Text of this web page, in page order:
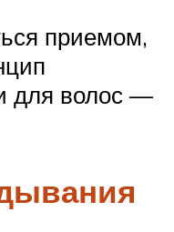
приемом,
для волос —